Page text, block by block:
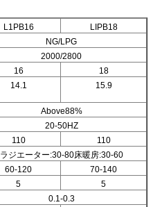
L1PB16
LIPB18
NG/LPG
2000/2800
16
18
14.1 15.9
Above88%
20-50HZ
110
110
ラジエーター:30-80床暖房:30-60
60-120
70-140
5
5
0.1-0.3